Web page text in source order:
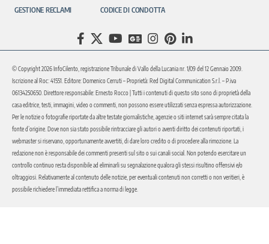
GESTIONE RECLAMI CODICE DI CONDOTTA
© Copyright 2026 InfoCilento, registrazione Tribunale di Vallo della Lucania nr. 1/09 del 12 Gennaio 2009.
Iscrizione al Roc: 41551. Editore: Domenico Cerruti – Proprietà: Red Digital Communication S.r.l. – P.iva
06134250650. Direttore responsabile: Ernesto Rocco | Tutti i contenuti di questo sito sono di proprietà della
casa editrice, testi, immagini, video o commenti, non possono essere utilizzati senza espressa autorizzazione.
Per le notizie o fotografie riportate da altre testate giornalistiche, agenzie o siti internet sarà sempre citata la
fonte d’origine. Dove non sia stato possibile rintracciare gli autori o aventi diritto dei contenuti riportati, i
webmaster si riservano, opportunamente avvertiti, di dare loro credito o di procedere alla rimozione. La
redazione non è responsabile dei commenti presenti sul sito o sui canali social. Non potendo esercitare un
controllo continuo resta disponibile ad eliminarli su segnalazione qualora gli stessi risultino offensivi e/o
oltraggiosi. Relativamente al contenuto delle notizie, per eventuali contenuti non corretti o non veritieri, è
possibile richiedere l’immediata rettifica a norma di legge.